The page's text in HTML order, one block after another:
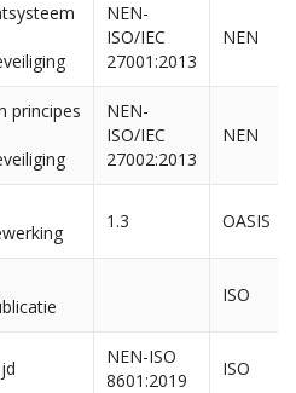
NEN-
ISO/IEC
27001:2013
NEN
principes
NEN-
ISO/IEC
27002:2013
NEN
1.3 OASIS
ISO
NEN-ISO
8601:2019
ISO